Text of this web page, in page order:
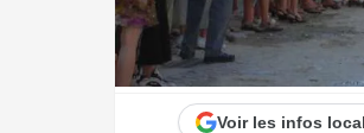
Voir les infos